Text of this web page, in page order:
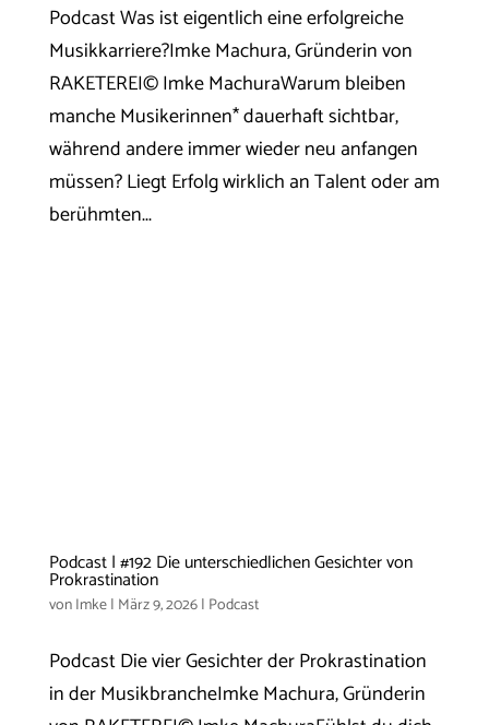
Podcast Was ist eigentlich eine erfolgreiche
Musikkarriere?Imke Machura, Gründerin von
RAKETEREI© Imke MachuraWarum bleiben
manche Musikerinnen* dauerhaft sichtbar,
während andere immer wieder neu anfangen
müssen? Liegt Erfolg wirklich an Talent oder am
berühmten...
Podcast | #192 Die unterschiedlichen Gesichter von
Prokrastination
vonImke| März 9, 2026| Podcast
Podcast Die vier Gesichter der Prokrastination
in der MusikbrancheImke Machura, Gründerin